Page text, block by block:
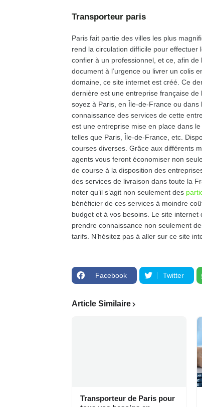
Transporteur paris
Paris fait partie des villes les plus
rend la circulation difficile pour effectuer
confier à un professionnel, et ce, afin
document à l’urgence ou livrer un colis
domaine, ce site internet est créé. Ce
dernière est une entreprise française
soyez à Paris, en Île-de-France ou
connaissance des services de cette
est une entreprise mise en place dans
telles que Paris, Île-de-France, etc.
courses diverses. Grâce aux différents
agents vous feront économiser non
de course à la disposition des
des services de livraison dans toute la
noter qu’il s’agit non seulement des
bénéficier de ces services à moindre
budget et à vos besoins. Le site
prendre connaissance non seulement
tarifs. N’hésitez pas à aller sur ce site
Facebook Twitter
Article Similaire
Transporteur de Paris pour